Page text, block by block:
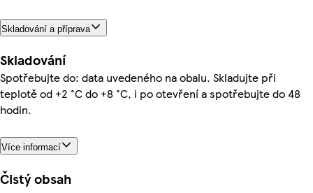
Skladování a příprava
Skladování
Spotřebujte do: data uvedeného na obalu. Skladujte při
teplotě od +2 °C do +8 °C, i po otevření a spotřebujte do 48
hodin.
Více informací
Čistý obsah